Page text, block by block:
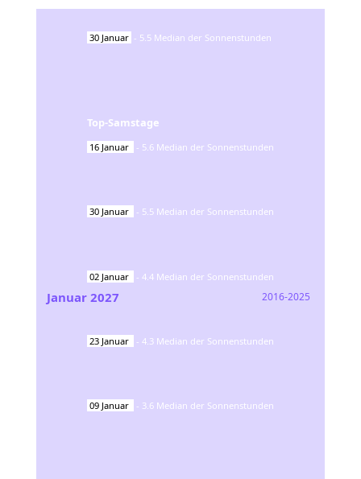
30 Januar - 5.5 Median der Sonnenstunden
Top-Samstage
16 Januar - 5.6 Median der Sonnenstunden
30 Januar - 5.5 Median der Sonnenstunden
02 Januar - 4.4 Median der Sonnenstunden
23 Januar - 4.3 Median der Sonnenstunden
09 Januar - 3.6 Median der Sonnenstunden
Januar 2027 2016-2025